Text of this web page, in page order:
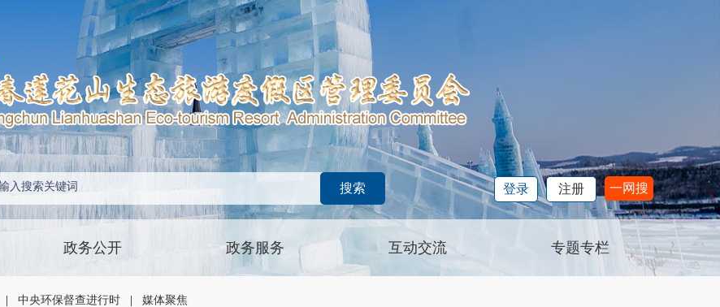
一网搜
注册
登录
政务公开 政务服务 互动交流 专题专栏
中央环保督查进行时 媒体聚焦